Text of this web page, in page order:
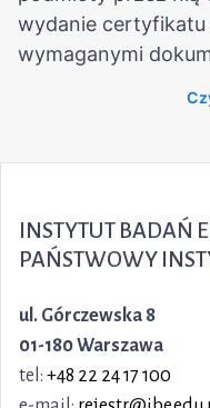
INSTYTUT BADAŃ
PAŃSTWOWY
ul. Górczewska 8
01-180 Warszawa
tel: +48 22 24 17 100